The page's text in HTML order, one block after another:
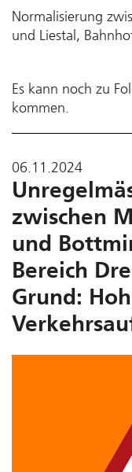
Normalisierung
und Liestal,
Es kann noch zu
kommen.
06.11.2024
zwischen
und
Bereich
Grund: